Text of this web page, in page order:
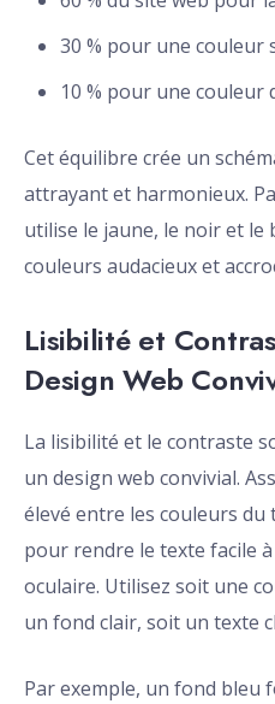
30 % pour une couleur
10 % pour une couleur
Cet équilibre crée un
attrayant et harmonieux.
utilise le jaune, le noir et le
couleurs audacieux et
Lisibilité et
Design Web
La lisibilité et le contraste
un design web convivial.
élevé entre les couleurs du
pour rendre le texte facile
oculaire. Utilisez soit une
un fond clair, soit un texte
Par exemple, un fond bleu